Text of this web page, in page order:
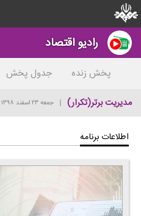
رادیو اقتصاد
پخش زنده جدول پخش
مدیریت برتر(تكرار)
جمعه ۲۳ اسفند ۱۳۹۸
اطلاعات برنامه